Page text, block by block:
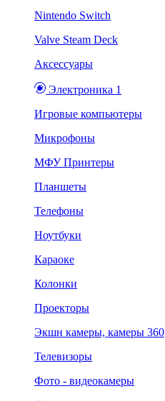
Nintendo Switch
Valve Steam Deck
Аксессуары
Электроника 1
Игровые компьютеры
Микрофоны
МФУ Принтеры
Планшеты
Телефоны
Ноутбуки
Караоке
Колонки
Проекторы
Экшн камеры, камеры 360
Телевизоры
Фото - видеокамеры